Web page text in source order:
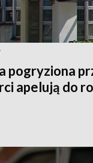
pogryziona
apelują do